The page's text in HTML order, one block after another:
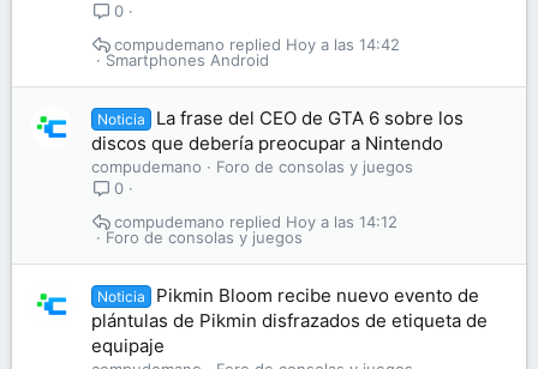
0
Smartphones Android
Hoy a las 14:42
compudemano
Noticia
La frase del CEO de GTA 6 sobre los
discos que debería preocupar a Nintendo
compudemano
Foro de consolas y juegos
0
Foro de consolas y juegos
Hoy a las 14:12
compudemano
Noticia
Pikmin Bloom recibe nuevo evento de
plántulas de Pikmin disfrazados de etiqueta de
equipaje